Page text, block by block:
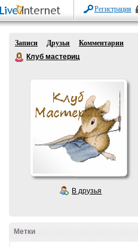
Регистрация
Записи Друзья
Комментарии
Клуб мастериц
В друзья
Метки